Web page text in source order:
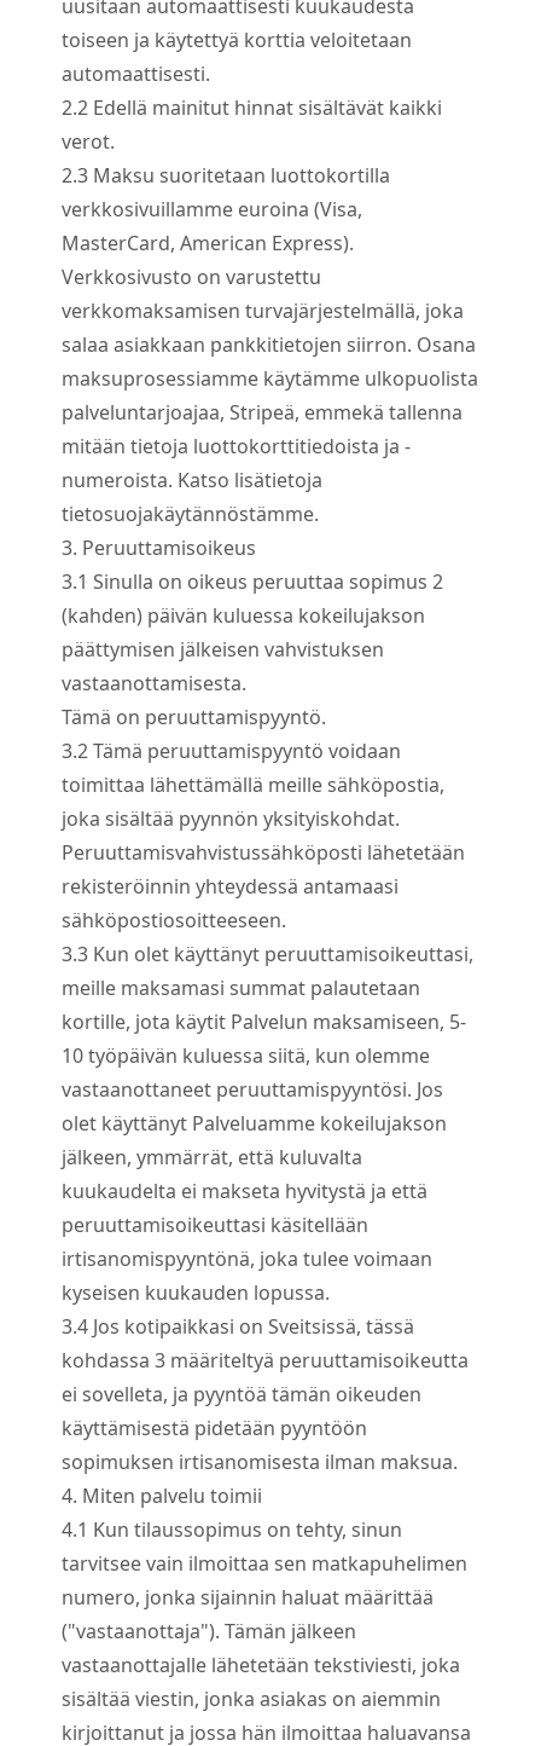
uusitaan automaattisesti kuukaudesta
toiseen ja käytettyä korttia veloitetaan
automaattisesti.
2.2Edellä mainitut hinnat sisältävät kaikki
verot.
2.3Maksu suoritetaan luottokortilla
verkkosivuillamme euroina (Visa,
MasterCard, American Express).
Verkkosivusto on varustettu
verkkomaksamisen turvajärjestelmällä, joka
salaa asiakkaan pankkitietojen siirron. Osana
maksuprosessiamme käytämme ulkopuolista
palveluntarjoajaa, Stripeä, emmekä tallenna
mitään tietoja luottokorttitiedoista ja -
numeroista. Katso lisätietoja
tietosuojakäytännöstämme.
3. Peruuttamisoikeus
3.1 Sinulla on oikeus peruuttaa sopimus 2
(kahden) päivän kuluessa kokeilujakson
päättymisen jälkeisen vahvistuksen
vastaanottamisesta.
Tämä on peruuttamispyyntö.
3.2Tämä peruuttamispyyntö voidaan
toimittaa lähettämällä meille sähköpostia,
joka sisältää pyynnön yksityiskohdat.
Peruuttamisvahvistussähköposti lähetetään
rekisteröinnin yhteydessä antamaasi
sähköpostiosoitteeseen.
3.3Kun olet käyttänyt peruuttamisoikeuttasi,
meille maksamasi summat palautetaan
kortille, jota käytit Palvelun maksamiseen, 5-
10 työpäivän kuluessa siitä, kun olemme
vastaanottaneet peruuttamispyyntösi. Jos
olet käyttänyt Palveluamme kokeilujakson
jälkeen, ymmärrät, että kuluvalta
kuukaudelta ei makseta hyvitystä ja että
peruuttamisoikeuttasi käsitellään
irtisanomispyyntönä, joka tulee voimaan
kyseisen kuukauden lopussa.
3.4Jos kotipaikkasi on Sveitsissä, tässä
kohdassa 3 määriteltyä peruuttamisoikeutta
ei sovelleta, ja pyyntöä tämän oikeuden
käyttämisestä pidetään pyyntöön
sopimuksen irtisanomisesta ilman maksua.
4. Miten palvelu toimii
4.1 Kun tilaussopimus on tehty, sinun
tarvitsee vain ilmoittaa sen matkapuhelimen
numero, jonka sijainnin haluat määrittää
("vastaanottaja"). Tämän jälkeen
vastaanottajalle lähetetään tekstiviesti, joka
sisältää viestin, jonka asiakas on aiemmin
kirjoittanut ja jossa hän ilmoittaa haluavansa